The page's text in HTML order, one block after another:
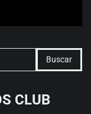
CLUB